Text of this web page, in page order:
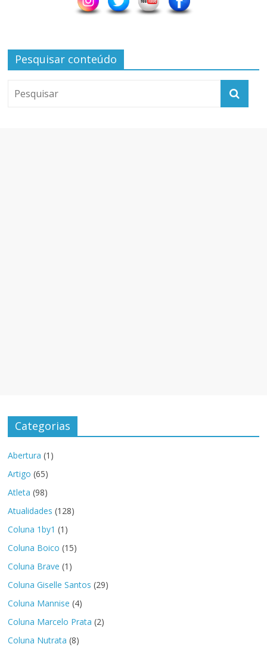
Pesquisar conteúdo
Categorias
Abertura (1)
Artigo (65)
Atleta (98)
Atualidades (128)
Coluna 1by1 (1)
Coluna Boico (15)
Coluna Brave (1)
Coluna Giselle Santos (29)
Coluna Mannise (4)
Coluna Marcelo Prata (2)
Coluna Nutrata (8)